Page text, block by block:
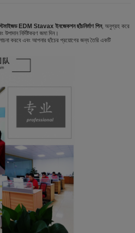
EDM Stavax ইনজেকশন ছাঁচনির্মাণ পিন, অনুগ্রহ করে
নির্দিষ্টকরণ জমা দিন।
করবে এবং আপনার ছাঁচের প্রয়োগের জন্য তৈরি একটি